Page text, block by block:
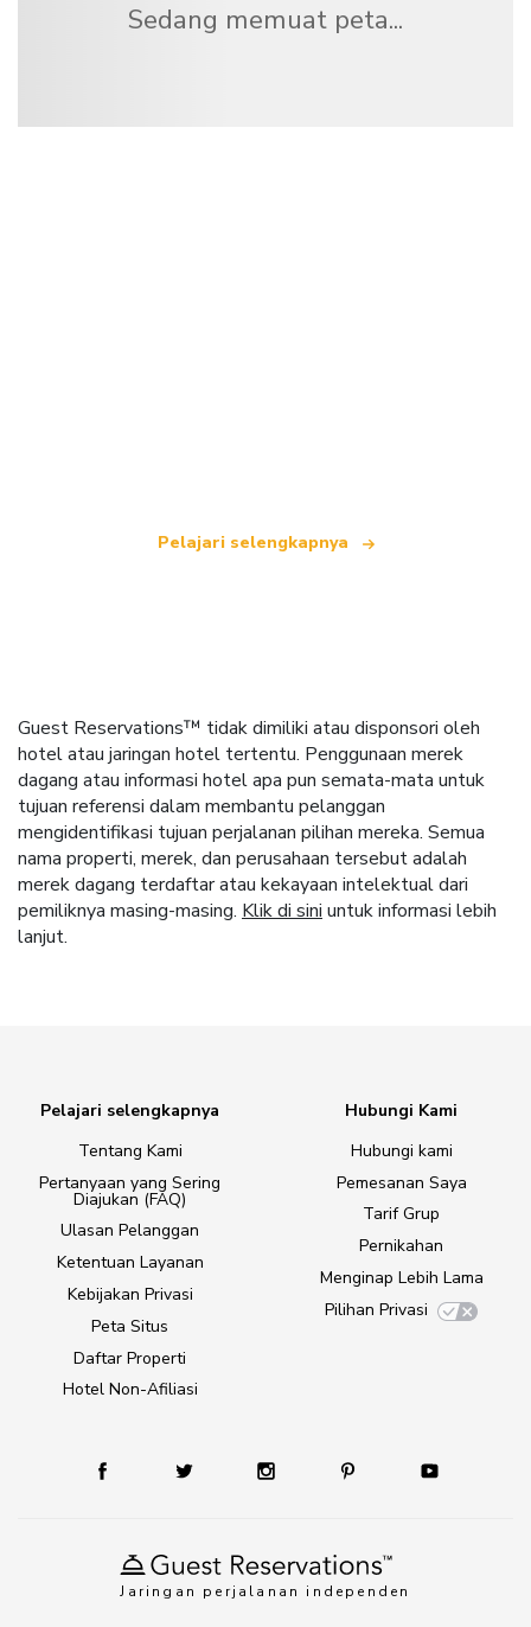
Sedang memuat peta...
Pelajari selengkapnya
Guest Reservations™ tidak dimiliki atau disponsori oleh
hotel atau jaringan hotel tertentu. Penggunaan merek
dagang atau informasi hotel apa pun semata-mata untuk
tujuan referensi dalam membantu pelanggan
mengidentifikasi tujuan perjalanan pilihan mereka. Semua
nama properti, merek, dan perusahaan tersebut adalah
merek dagang terdaftar atau kekayaan intelektual dari
pemiliknya masing-masing. Klik di sini untuk informasi lebih
lanjut.
Jaringan perjalanan independen
Pelajari selengkapnya
Tentang Kami
Pertanyaan yang Sering
Diajukan (FAQ)
Ulasan Pelanggan
Ketentuan Layanan
Kebijakan Privasi
Peta Situs
Daftar Properti
Hotel Non-Afiliasi
Hubungi Kami
Hubungi kami
Pemesanan Saya
Tarif Grup
Pernikahan
Menginap Lebih Lama
Pilihan Privasi